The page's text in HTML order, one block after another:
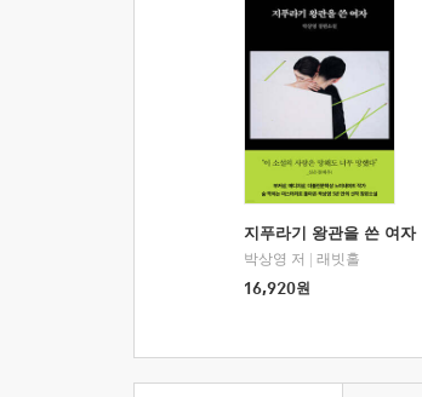
지푸라기 왕관을 쓴 여자
박상영 저
래빗홀
16,920원